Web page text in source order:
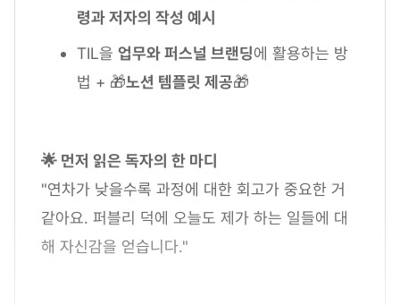
령과 저자의 작성 예시
TIL을 업무와 퍼스널 브랜딩에 활용하는 방
법 + 🎁노션 템플릿 제공🎁
🌟 먼저 읽은 독자의 한 마디
"연차가 낮을수록 과정에 대한 회고가 중요한 거
같아요. 퍼블리 덕에 오늘도 제가 하는 일들에 대
해 자신감을 얻습니다."